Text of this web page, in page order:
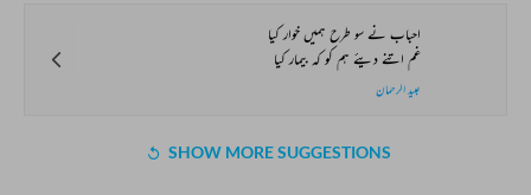
احباب نے سو طرح ہمیں خوار کیا
غم اتنے دیئے ہم کو کہ بیمار کیا
عبید الرحمان
SHOW MORE SUGGESTIONS